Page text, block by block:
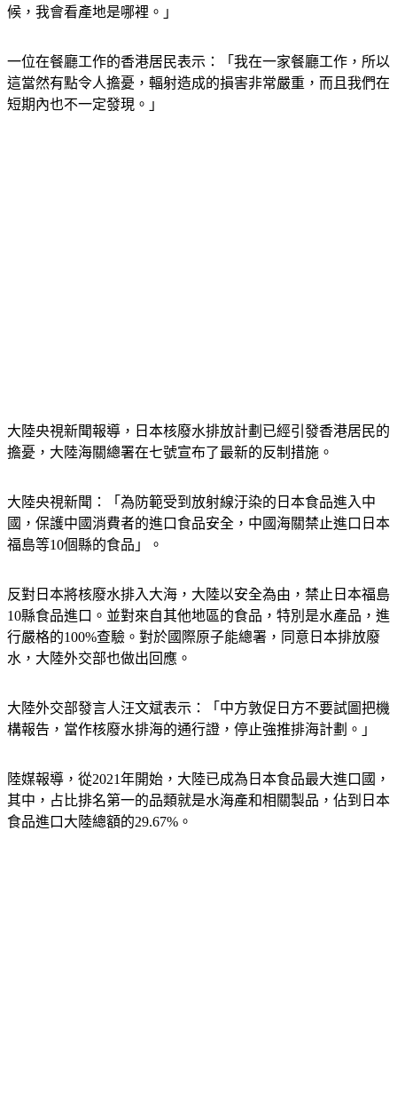
候，我會看產地是哪裡。」
一位在餐廳工作的香港居民表示：「我在一家餐廳工作，所以
這當然有點令人擔憂，輻射造成的損害非常嚴重，而且我們在
短期內也不一定發現。」
大陸央視新聞報導，日本核廢水排放計劃已經引發香港居民的
擔憂，大陸海關總署在七號宣布了最新的反制措施。
大陸央視新聞：「為防範受到放射線汙染的日本食品進入中
國，保護中國消費者的進口食品安全，中國海關禁止進口日本
福島等10個縣的食品」。
反對日本將核廢水排入大海，大陸以安全為由，禁止日本福島
10縣食品進口。並對來自其他地區的食品，特別是水產品，進
行嚴格的100%查驗。對於國際原子能總署，同意日本排放廢
水，大陸外交部也做出回應。
大陸外交部發言人汪文斌表示：「中方敦促日方不要試圖把機
構報告，當作核廢水排海的通行證，停止強推排海計劃。」
陸媒報導，從2021年開始，大陸已成為日本食品最大進口國，
其中，占比排名第一的品類就是水海產和相關製品，佔到日本
食品進口大陸總額的29.67%。